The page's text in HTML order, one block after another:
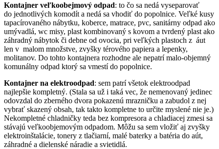
Kontajner veľkoobejmový odpad: to čo sa nedá vyseparovať
do jednotlivých komodít a nedá sa vhodiť do popolnice. Veľké kusy
tapacírovaného nábytku, koberce, matrace, pvc, sanitárny odpad ako
umývadlá, wc misy, plast kombinovaný s kovom a tvrdený plast ako
záhradný nábytok či debne od ovocia, pri veľkých plastoch z áut
len v malom množstve, zvyšky térového papiera a lepenky,
molitanov. Do tohto kontajnera rozhodne ale nepatrí malo-objemný
komunálny odpad ktorý sa vmestí do popolnice.
Kontajner na elektroodpad: sem patrí všetok elektroodpad
najlepšie kompletný. (Stala sa už i taká vec, že nemenovaný jedinec
odovzdal do zberného dvora pokazenú mrazničku a zabudol z nej
vybrať skazený obsah, tak takto kompletne to určite myslené nie je.)
Nekompletné chladničky teda bez kompresora a chladiacej zmesi sa
stávajú veľkoobjemovým odpadom. Môžu sa sem vložiť aj zvyšky
elektroinštalácie, tonery z tlačiarní, malé baterky a batéria do aút,
záhradné a dielenské náradie a svietidlá.